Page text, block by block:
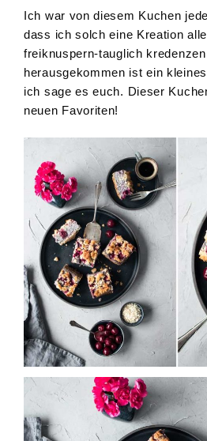
Ich war von diesem Kuchen
dass ich solch eine Kreation
freiknuspern-tauglich
herausgekommen ist ein
ich sage es euch. Dieser
neuen Favoriten!